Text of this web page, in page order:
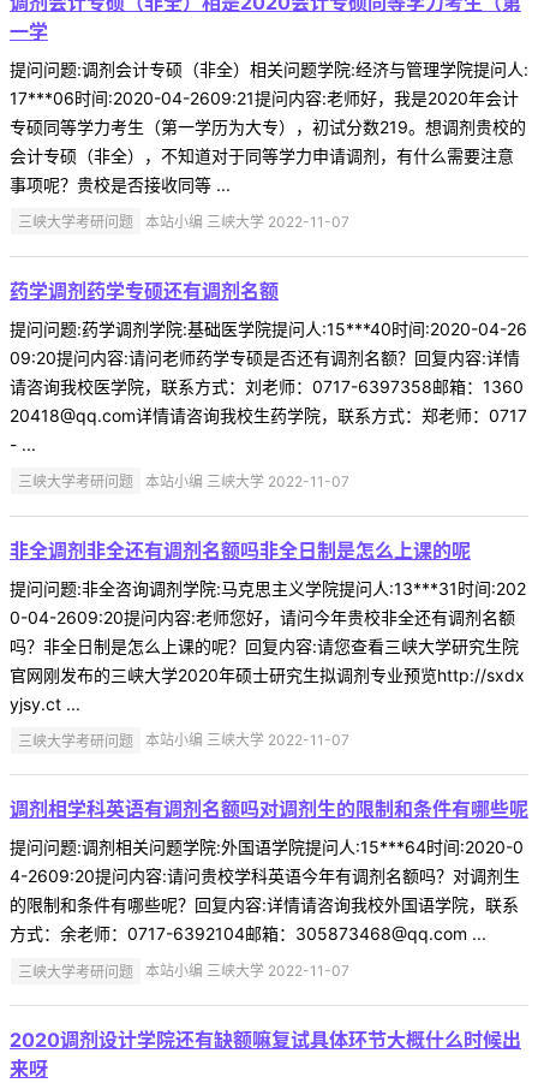
一学
提问问题:调剂会计专硕（非全）相关问题学院:经济与管理学院提问人:
17***06时间:2020-04-2609:21提问内容:老师好，我是2020年会计
专硕同等学力考生（第一学历为大专），初试分数219。想调剂贵校的
会计专硕（非全），不知道对于同等学力申请调剂，有什么需要注意
事项呢？贵校是否接收同等 ...
三峡大学考研问题 本站小编 三峡大学 2022-11-07
药学调剂药学专硕还有调剂名额
提问问题:药学调剂学院:基础医学院提问人:15***40时间:2020-04-26
09:20提问内容:请问老师药学专硕是否还有调剂名额？回复内容:详情
请咨询我校医学院，联系方式：刘老师：0717-6397358邮箱：1360
20418@qq.com详情请咨询我校生药学院，联系方式：郑老师：0717
- ...
三峡大学考研问题 本站小编 三峡大学 2022-11-07
非全调剂非全还有调剂名额吗非全日制是怎么上课的呢
提问问题:非全咨询调剂学院:马克思主义学院提问人:13***31时间:202
0-04-2609:20提问内容:老师您好，请问今年贵校非全还有调剂名额
吗？非全日制是怎么上课的呢？回复内容:请您查看三峡大学研究生院
官网刚发布的三峡大学2020年硕士研究生拟调剂专业预览http://sxdx
yjsy.ct ...
三峡大学考研问题 本站小编 三峡大学 2022-11-07
调剂相学科英语有调剂名额吗对调剂生的限制和条件有哪些呢
提问问题:调剂相关问题学院:外国语学院提问人:15***64时间:2020-0
4-2609:20提问内容:请问贵校学科英语今年有调剂名额吗？对调剂生
的限制和条件有哪些呢？回复内容:详情请咨询我校外国语学院，联系
方式：余老师：0717-6392104邮箱：305873468@qq.com ...
三峡大学考研问题 本站小编 三峡大学 2022-11-07
2020调剂设计学院还有缺额嘛复试具体环节大概什么时候出
来呀